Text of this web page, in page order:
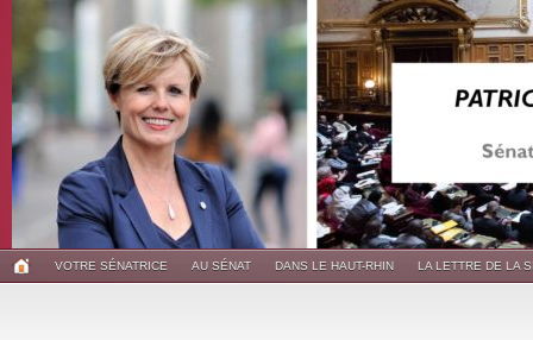
VOTRE SÉNATRICE AU SÉNAT DANS LE HAUT-RHIN LA LETTRE DE LA